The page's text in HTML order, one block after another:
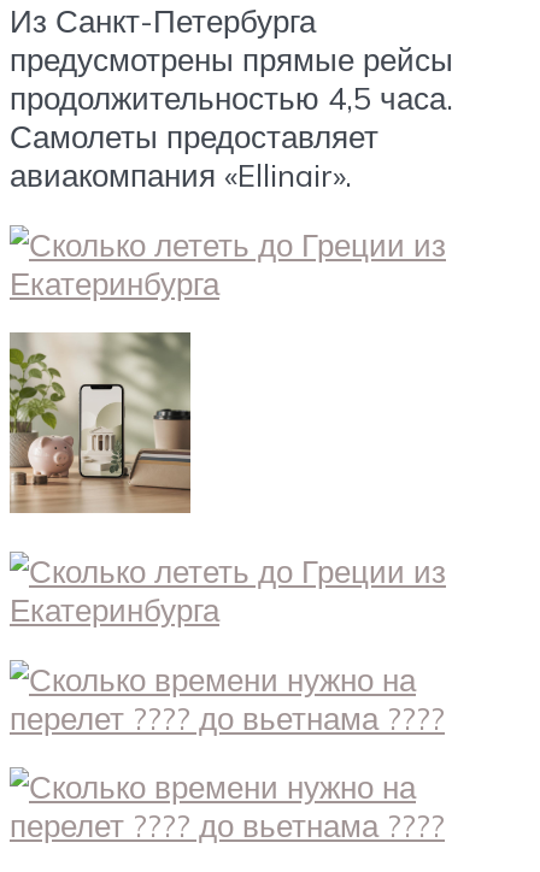
Из Санкт-Петербурга
предусмотрены прямые рейсы
продолжительностью 4,5 часа.
Самолеты предоставляет
авиакомпания «Ellinair».